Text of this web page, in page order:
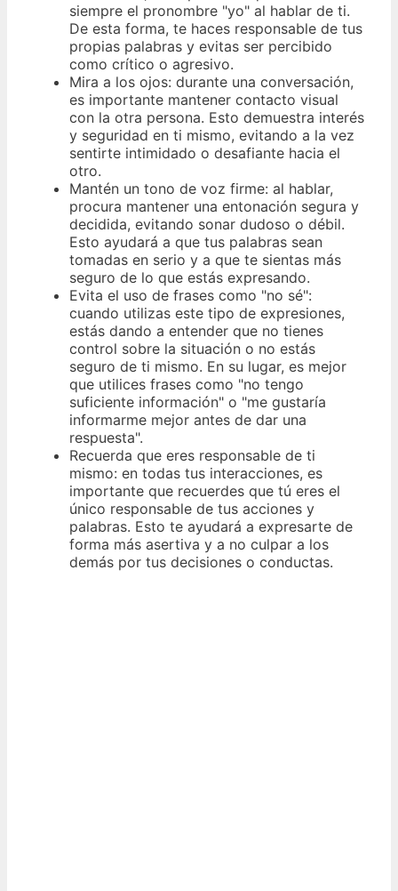
siempre el pronombre "yo" al hablar de ti.
De esta forma, te haces responsable de tus
propias palabras y evitas ser percibido
como crítico o agresivo.
Mira a los ojos: durante una conversación,
es importante mantener contacto visual
con la otra persona. Esto demuestra interés
y seguridad en ti mismo, evitando a la vez
sentirte intimidado o desafiante hacia el
otro.
Mantén un tono de voz firme: al hablar,
procura mantener una entonación segura y
decidida, evitando sonar dudoso o débil.
Esto ayudará a que tus palabras sean
tomadas en serio y a que te sientas más
seguro de lo que estás expresando.
Evita el uso de frases como "no sé":
cuando utilizas este tipo de expresiones,
estás dando a entender que no tienes
control sobre la situación o no estás
seguro de ti mismo. En su lugar, es mejor
que utilices frases como "no tengo
suficiente información" o "me gustaría
informarme mejor antes de dar una
respuesta".
Recuerda que eres responsable de ti
mismo: en todas tus interacciones, es
importante que recuerdes que tú eres el
único responsable de tus acciones y
palabras. Esto te ayudará a expresarte de
forma más asertiva y a no culpar a los
demás por tus decisiones o conductas.